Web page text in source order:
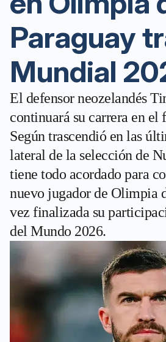
Paraguay
Mundial
El defensor neozelandés
continuará su carrera en el
Según trascendió en las
lateral de la selección de
tiene todo acordado para
nuevo jugador de Olimpia
vez finalizada su
del Mundo 2026.